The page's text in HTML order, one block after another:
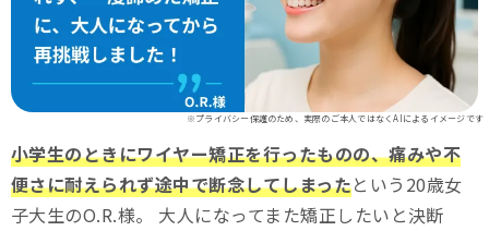
※プライバシー保護のため、実際のご本人ではなくAIによるイメージです
小学生のときにワイヤー矯正を行ったものの、痛みや不
便さに耐えられず途中で断念してしまったという20歳女
子大生のO.R.様。 大人になってまた矯正したいと決断